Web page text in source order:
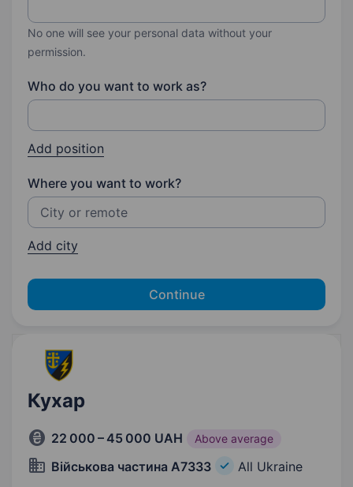
No one will see your personal data without your
permission.
Who do you want to work as?
Add position
Where you want to work?
Add city
Continue
Кухар
22 000 – 45 000 UAH Above average
Військова частина А7333 All Ukraine